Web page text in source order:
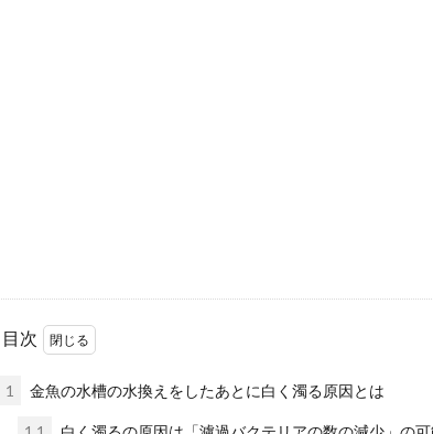
服の毛玉を取る方法！
お気に入りのニットや毎日着
に袖の部分...
目次
1 金魚の水槽の水換えをしたあとに白く濁る原因とは